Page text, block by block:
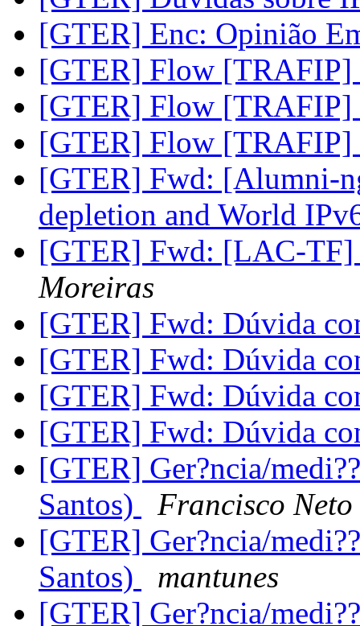
[GTER] Enc: Opinião
[GTER] Flow [TRAFIP]
[GTER] Flow [TRAFIP]
[GTER] Flow [TRAFIP]
[GTER] Fwd: [Alumni-
depletion and World
[GTER] Fwd: [LAC-TF]
Moreiras
[GTER] Fwd: Dúvida
[GTER] Fwd: Dúvida
[GTER] Fwd: Dúvida
[GTER] Fwd: Dúvida
[GTER] Ger?ncia/
Santos)
Francisco Neto
[GTER] Ger?ncia/
Santos)
mantunes
[GTER] Ger?ncia/